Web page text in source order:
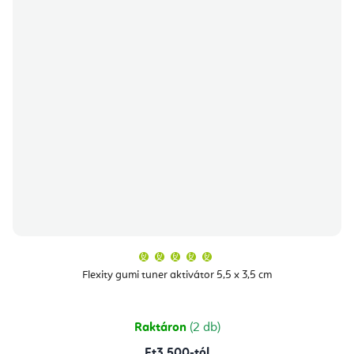
Flexity gumi tuner aktivátor 5,5 x 3,5 cm
átlagos
értékelése
csillag.
Raktáron (2 db)